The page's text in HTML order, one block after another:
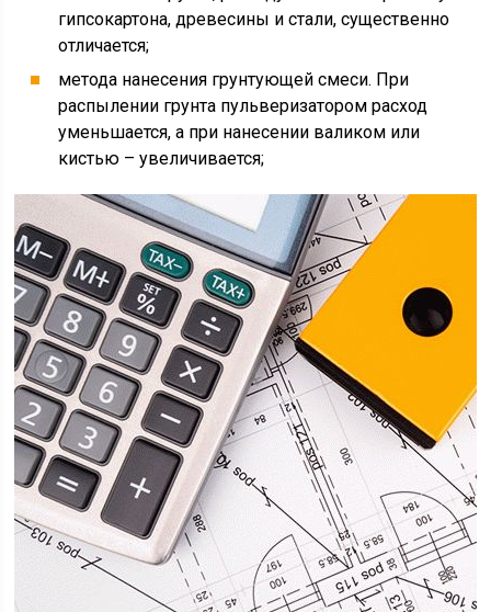
гипсокартона, древесины и стали, существенно
отличается;
метода нанесения грунтующей смеси. При
распылении грунта пульверизатором расход
уменьшается, а при нанесении валиком или
кистью – увеличивается;